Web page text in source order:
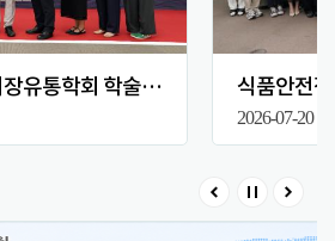
2026년 한국식품저장유통학회 학술대회 식품안전
2026-07-20